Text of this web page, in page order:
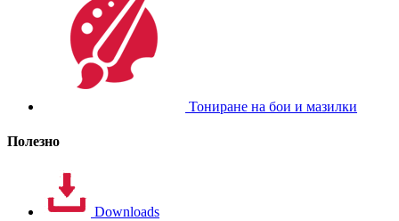
Тониране на бои и мазилки
Полезно
Downloads